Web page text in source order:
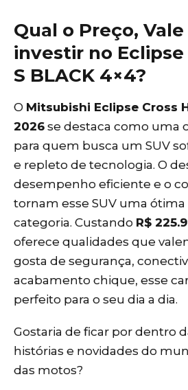
Qual o Preço,
investir no Eclipse
S BLACK 4×4?
O Mitsubishi Eclipse Cross
2026 se destaca como uma
para quem busca um SUV
e repleto de tecnologia. O
desempenho eficiente e o
tornam esse SUV uma ótima
categoria. Custando R$
oferece qualidades que
gosta de segurança,
acabamento chique, esse
perfeito para o seu dia a dia.
Gostaria de ficar por dentro
histórias e novidades do
das motos?